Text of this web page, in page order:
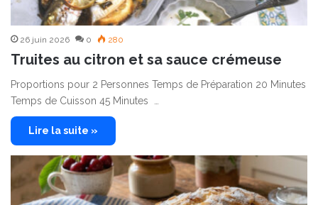
26 juin 2026 0 280
Truites au citron et sa sauce crémeuse
Proportions pour 2 Personnes Temps de Préparation 20 Minutes
Temps de Cuisson 45 Minutes …
Lire la suite »